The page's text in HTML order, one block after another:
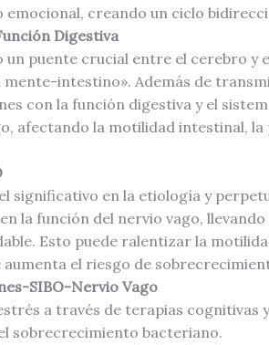
creando un ciclo
Digestiva
puente crucial entre el cerebro y
intestino». Además de
con la función digestiva y el
afectando la motilidad intestinal,
significativo en la etiología y
la función del nervio vago,
Esto puede ralentizar la
el riesgo de
SIBO-Nervio Vago
a través de terapias cognitivas
sobrecrecimiento bacteriano.